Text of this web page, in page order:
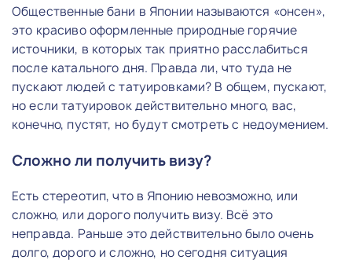
Общественные бани в Японии называются «онсен»,
это красиво оформленные природные горячие
источники, в которых так приятно расслабиться
после катального дня. Правда ли, что туда не
пускают людей с татуировками? В общем, пускают,
но если татуировок действительно много, вас,
конечно, пустят, но будут смотреть с недоумением.
Сложно ли получить визу?
Есть стереотип, что в Японию невозможно, или
сложно, или дорого получить визу. Всё это
неправда. Раньше это действительно было очень
долго, дорого и сложно, но сегодня ситуация